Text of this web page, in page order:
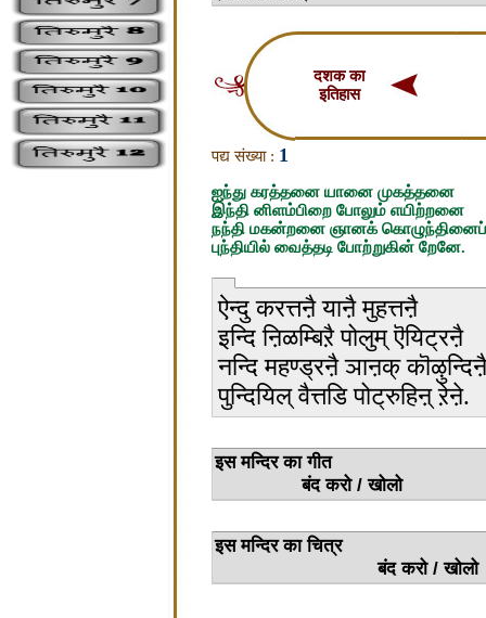
दशक का
इतिहास
पद्य संख्या : 1
ஐந்து கரத்தனை யானை முகத்தனை
இந்தி னிளம்பிறை போலும் எயிற்றனை
நந்தி மகன்றனை ஞானக் கொழுந்தினைப்
புந்தியில் வைத்தடி போற்றுகின் றேனே.
ऐन्दु करत्तऩै याऩै मुहत्तऩै
इन्दि ऩिळम्बिऱै पोलुम् ऎयिट्रऩै
नन्दि महण्ड्रऩै ञाऩक्
पुन्दियिल् वैत्तडि पोट्रुहिऩ् ऱेऩे.
इस
बंद करो / खोलो
इस
बंद करो / खोलो